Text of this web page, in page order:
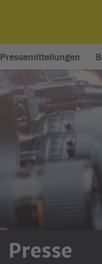
Pressemitteilungen
Presse